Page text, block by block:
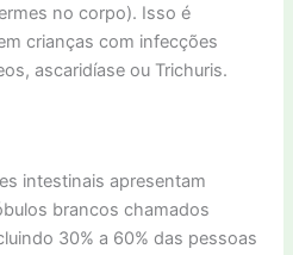
no corpo). Isso é
crianças com infecções
ascaridíase ou Trichuris.
intestinais apresentam
brancos chamados
30% a 60% das pessoas